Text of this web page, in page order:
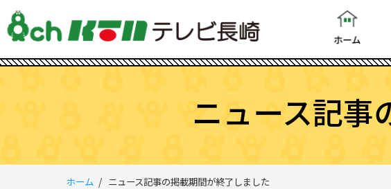
ニュース記事
ホーム ニュース記事の掲載期間が終了しました